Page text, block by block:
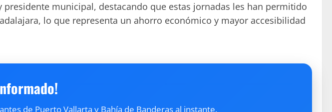
municipal, destacando que estas jornadas les han permitido
lo que representa un ahorro económico y mayor accesibilidad
de Puerto Vallarta y Bahía de Banderas al instante.